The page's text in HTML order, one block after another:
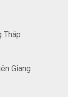
Tháp
Giang